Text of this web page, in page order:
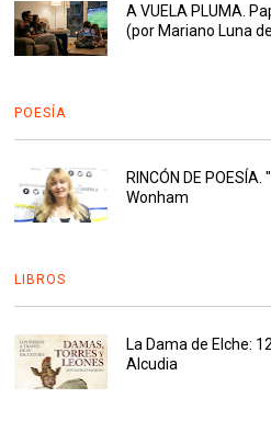
A VUELA PLUMA.
(por Mariano Luna
POESÍA
RINCÓN DE
Wonham
LIBROS
La Dama de Elche:
Alcudia